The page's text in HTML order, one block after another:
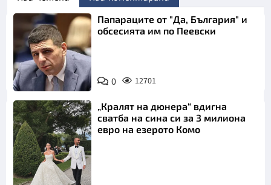
Папараците от "Да, България" и
обсесията им по Пеевски
0 12701
„Кралят на дюнера“ вдигна
сватба на сина си за 3 милиона
евро на езерото Комо